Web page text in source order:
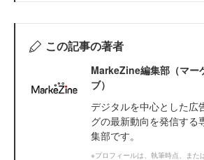
この記事の著者
MarkeZine編集部（マー
ブ）
デジタルを中心とした広
グの最新動向を発信する
集部です。
※プロフィールは、執筆時点、また